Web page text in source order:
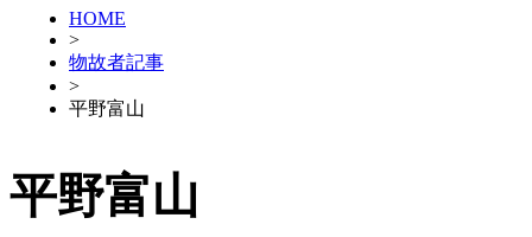
HOME
>
物故者記事
>
平野富山
平野富山